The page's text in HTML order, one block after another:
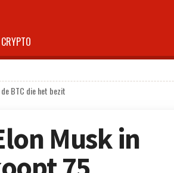
CRYPTO
BTC die het bezit
Musk in